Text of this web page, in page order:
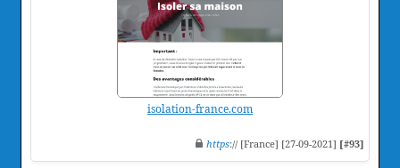
isolation-france.com
https:// [France] [27-09-2021] [#93]